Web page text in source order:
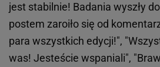
jest stabilnie! Badania wyszły
postem zaroiło się od
para wszystkich edycji!",
was! Jesteście wspaniali",